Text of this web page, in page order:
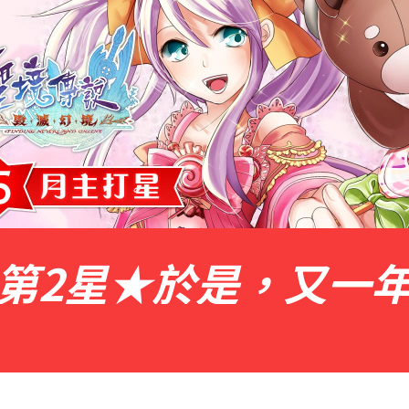
2星★於是，又一